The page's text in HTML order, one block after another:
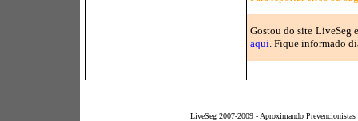
Gostou do site LiveSeg
aqui. Fique informado
LiveSeg 2007-2009 - Aproximando